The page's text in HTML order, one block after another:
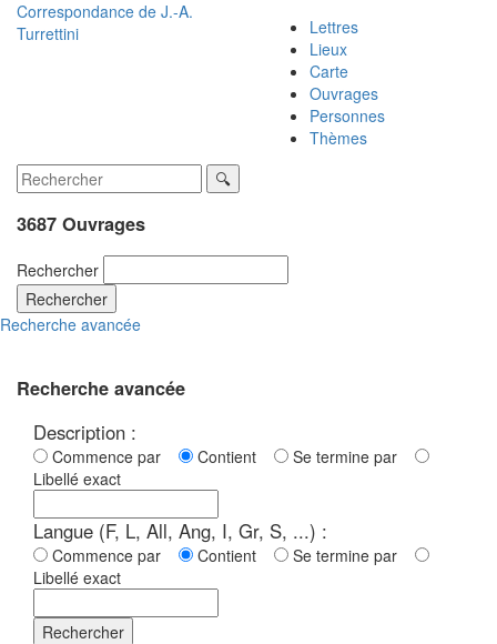
Correspondance de J.-A.
Turrettini
Lettres
Lieux
Carte
Ouvrages
Personnes
Thèmes
3687 Ouvrages
Rechercher
Rechercher
Recherche avancée
Recherche avancée
Description :
Commence par Contient
Se termine par
Libellé exact
Langue (F, L, All, Ang, I, Gr, S, ...) :
Commence par Contient
Se termine par
Libellé exact
Rechercher